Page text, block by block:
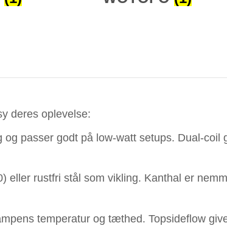
deres oplevelse:
og passer godt på low-watt setups. Dual-
eller rustfri stål som vikling. Kanthal er
temperatur og tæthed. Topsideflow